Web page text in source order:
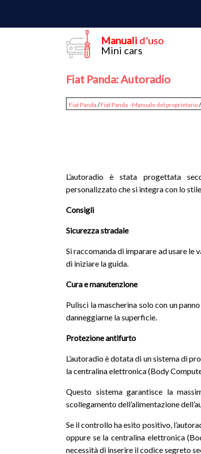
Manuali d'uso
Mini cars
Fiat Panda: Autoradio
Fiat Panda /Fiat Panda - Manuale del proprietario/
L’autoradio è stata progettata
personalizzato che si integra con lo
Consigli
Sicurezzastradale
Si raccomanda di imparare ad usare le
di iniziare la guida.
Cura e manutenzione
Pulisci la mascherina solo con un
danneggiarne la superficie.
Protezione antifurto
L’autoradio è dotata di un sistema di
la centralina elettronica (Body
Questo sistema garantisce la
scollegamento dell’alimentazione
Se il controllo ha esito positivo,
oppure se la centralina elettronica
necessità di inserire il codice segreto